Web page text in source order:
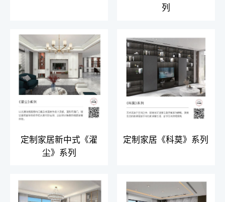
列
定制家居新中式《濯
尘》系列
定制家居《科莫》系列